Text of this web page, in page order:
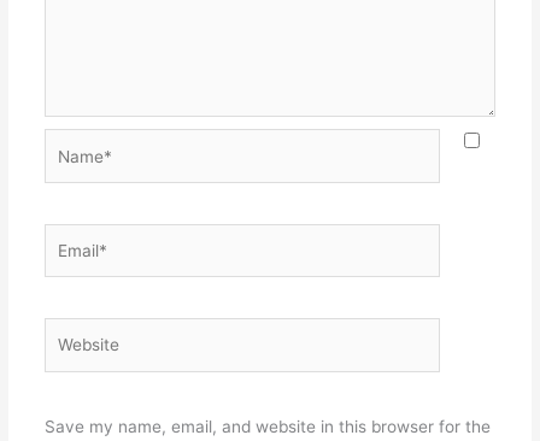
Save my name, email, and website in this browser for the